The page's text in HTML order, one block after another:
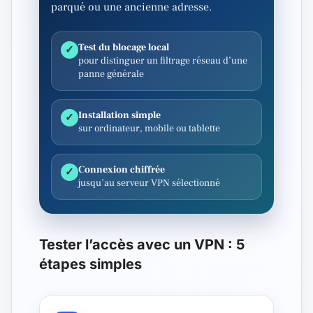
parqué ou une ancienne adresse.
✓ Test du blocage local
pour distinguer un filtrage réseau d’une
panne générale
✓ Installation simple
sur ordinateur, mobile ou tablette
✓ Connexion chiffrée
jusqu’au serveur VPN sélectionné
Tester l’accès avec un VPN : 5
étapes simples